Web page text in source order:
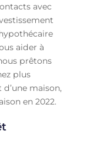
avec
aider à
prêtons
plus
maison,
en 2022.